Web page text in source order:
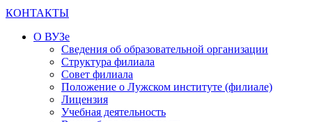
КОНТАКТЫ
О ВУЗе
Сведения об образовательной организации
Структура филиала
Совет филиала
Положение о Лужском институте (филиале)
Лицензия
Учебная деятельность